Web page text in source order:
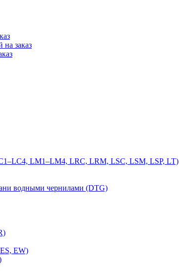
заказ
LM1–LM4, LRC, LRM, LSC, LSM, LSP, LT)
водными чернилами (DTG)
EW)